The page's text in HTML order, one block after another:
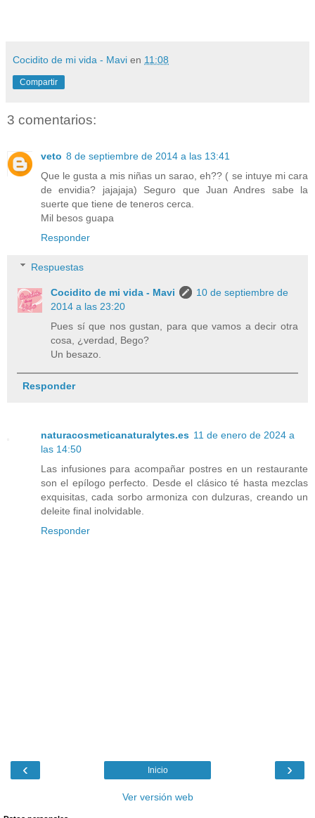
Cocidito de mi vida - Mavi en 11:08
Compartir
3 comentarios:
veto 8 de septiembre de 2014 a las 13:41
Que le gusta a mis niñas un sarao, eh?? ( se intuye mi cara
de envidia? jajajaja) Seguro que Juan Andres sabe la
suerte que tiene de teneros cerca.
Mil besos guapa
Responder
Respuestas
Cocidito de mi vida - Mavi
10 de septiembre de
2014 a las 23:20
Pues sí que nos gustan, para que vamos a decir otra
cosa, ¿verdad, Bego?
Un besazo.
Responder
naturacosmeticanaturalytes.es 11 de enero de 2024 a
las 14:50
Las infusiones para acompañar postres en un restaurante
son el epílogo perfecto. Desde el clásico té hasta mezclas
exquisitas, cada sorbo armoniza con dulzuras, creando un
deleite final inolvidable.
Responder
‹ ›
Inicio
Ver versión web